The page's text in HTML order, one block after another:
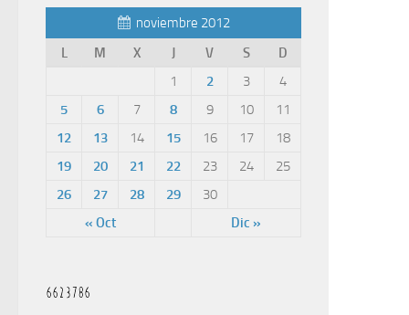
noviembre 2012
L
M X J V S D
« Oct Dic »
1 2 3
4
5
6 7 8 9 10
11
12
13 14 15 16 17
18
19
20 21 22 23 24
25
26
27 28 29 30